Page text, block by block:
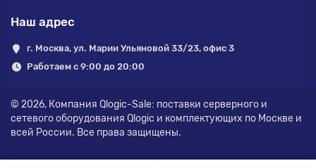
Наш адрес
г. Москва, ул. Марии Ульяновой 33/23, офис 3
Работаем с 9:00 до 20:00
© 2026, Компания Qlogic-Sale: поставки серверного и
сетевого оборудования Qlogic и комплектующих по Москве и
всей России. Все права защищены.